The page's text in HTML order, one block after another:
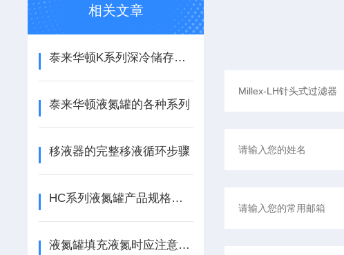
相关文章
泰来华顿K系列深冷储存系统
泰来华顿液氮罐的各种系列
移液器的完整移液循环步骤
HC系列液氮罐产品规格及贮存量介绍
液氮罐填充液氮时应注意些什么